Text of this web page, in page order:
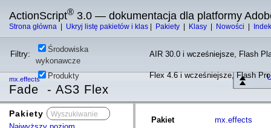
ActionScript® 3.0 — dokumentacja dla platformy
Strona główna Ukryj listę pakietów i klas Pakiety Klasy Nowości
Filtry:
Środowiska
wykonawcze
AIR 30.0 i wcześniejsze, Flash
Produkty Flex 4.6 i wcześniejsze, Flash
mx.effects
Fade - AS3 Flex
Pakiety
Pakiet
mx.effects